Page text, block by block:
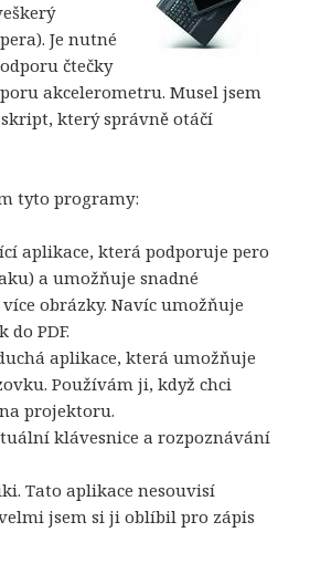
Je nutné
čtečky
akcelerometru. Musel jsem
který správně otáčí
tyto programy:
aplikace, která podporuje pero
a umožňuje snadné
obrázky. Navíc umožňuje
do PDF.
aplikace, která umožňuje
Používám ji, když chci
projektoru.
klávesnice a rozpoznávání
Tato aplikace nesouvisí
jsem si ji oblíbil pro zápis